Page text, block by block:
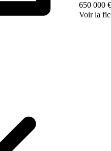
650 000 €
Voir la